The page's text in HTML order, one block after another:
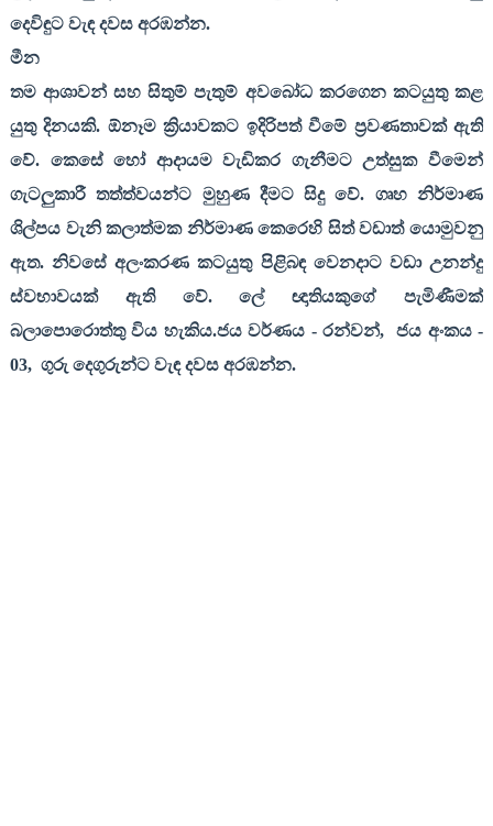
දෙවිඳුට වැඳ දවස අරඹන්න.
මීන
තම ආශාවන් සහ සිතුම් පැතුම් අවබෝධ කරගෙන කටයුතු කළ
යුතු දිනයකි. ඕනෑම ක්‍රියාවකට ඉදිරිපත් වීමේ ප්‍රවණතාවක් ඇති
වේ. කෙසේ හෝ ආදායම වැඩිකර ගැනීමට උත්සුක වීමෙන්
ගැටලුකාරී තත්ත්වයන්ට මුහුණ දීමට සිදු වේ. ගෘහ නිර්මාණ
ශිල්පය වැනි කලාත්මක නිර්මාණ කෙරෙහි සිත් වඩාත් යොමුවනු
ඇත. නිවසේ අලංකරණ කටයුතු පිළිබඳ වෙනදාට වඩා උනන්දු
ස්වභාවයක් ඇති වේ. ලේ ඥාතියකුගේ පැමිණීමක්
බලාපොරොත්තු විය හැකිය.ජය වර්ණය -රන්වන්, ජය අංකය-
03, ගුරු දෙගුරුන්ට වැඳ දවස අරඹන්න.